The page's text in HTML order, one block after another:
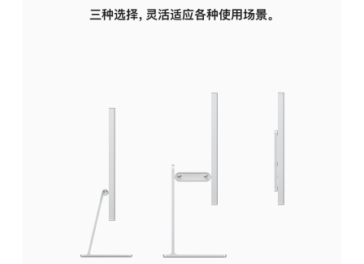
三种选择，灵活适应各种使用场景。